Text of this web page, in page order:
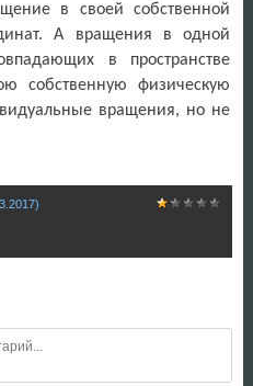
в своей собственной
А вращения в одной
в пространстве
собственную физическую
вращения, но не